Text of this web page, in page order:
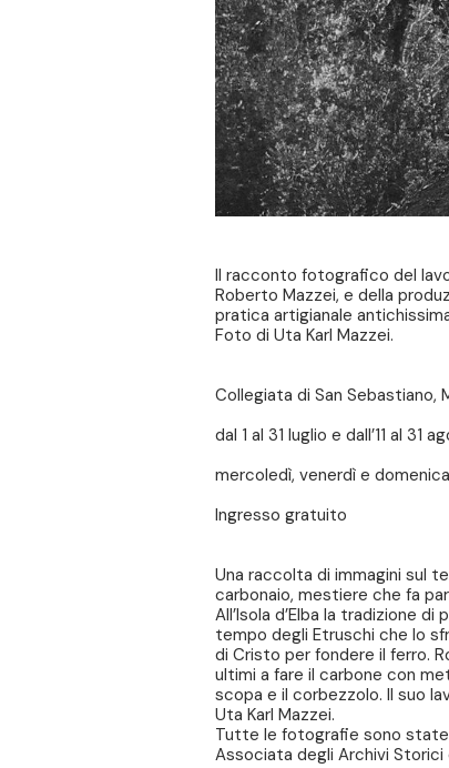
Il racconto fotografico del
Roberto Mazzei, e della
pratica artigianale
Foto di Uta Karl Mazzei.
Collegiata di San Sebastiano,
dal 1 al 31 luglio e dall’11 al 31
mercoledì, venerdì e
Ingresso gratuito
Una raccolta di immagini sul
carbonaio, mestiere che fa
All’Isola d’Elba la tradizione
tempo degli Etruschi che lo
di Cristo per fondere il ferro.
ultimi a fare il carbone con
scopa e il corbezzolo. Il suo
Uta Karl Mazzei.
Tutte le fotografie sono state
Associata degli Archivi Storici